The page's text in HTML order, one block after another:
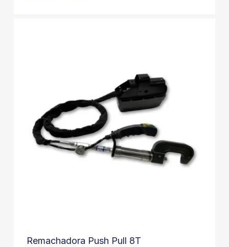
Remachadora Push Pull 8T